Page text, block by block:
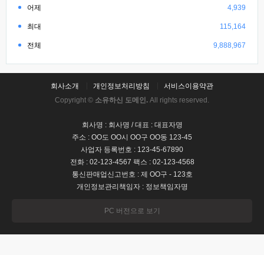
어제 4,939
최대 115,164
전체 9,888,967
회사소개 개인정보처리방침
서비스이용약관
Copyright © 소유하신 도메인. All rights reserved.
회사명 : 회사명 / 대표 : 대표자명
주소 : OO도 OO시 OO구 OO동 123-45
사업자 등록번호 : 123-45-67890
전화 : 02-123-4567 팩스 : 02-123-4568
통신판매업신고번호 : 제 OO구 - 123호
개인정보관리책임자 : 정보책임자명
PC 버전으로 보기